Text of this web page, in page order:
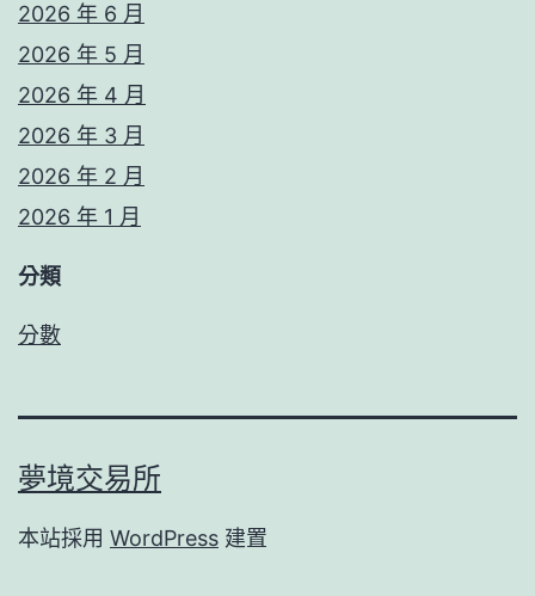
2026 年 6 月
2026 年 5 月
2026 年 4 月
2026 年 3 月
2026 年 2 月
2026 年 1 月
分類
分數
夢境交易所
本站採用 WordPress 建置